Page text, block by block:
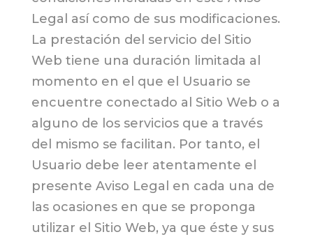
Legal así como de sus modificaciones.
La prestación del servicio del Sitio
Web tiene una duración limitada al
momento en el que el Usuario se
encuentre conectado al Sitio Web o a
alguno de los servicios que a través
del mismo se facilitan. Por tanto, el
Usuario debe leer atentamente el
presente Aviso Legal en cada una de
las ocasiones en que se proponga
utilizar el Sitio Web, ya que éste y sus